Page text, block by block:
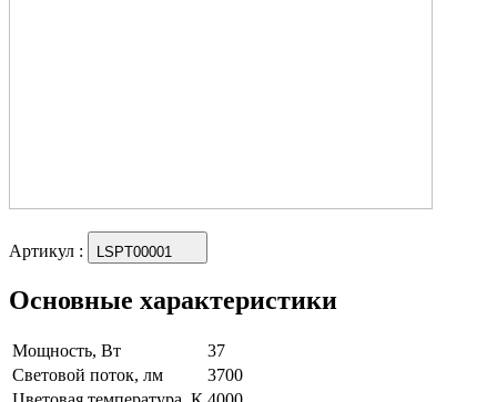
Артикул : LSPT00001
Основные характеристики
Мощность, Вт
37
Световой поток, лм
3700